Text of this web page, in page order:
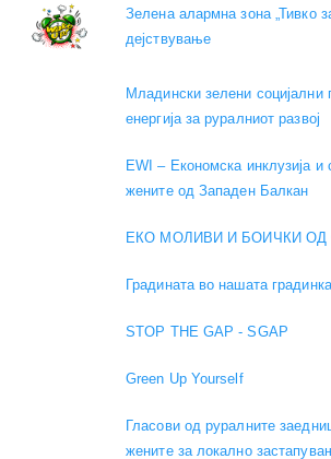
Зелена алармна зона „Тивко
дејствување
Младински зелени социјални
енергија за руралниот развој
EWI – Економска инклузија и
жените од Западен Балкан
ЕКО МОЛИВИ И БОИЧКИ ОД
Градината во нашата градинка
STOP THE GAP - SGAP
Green Up Yourself
Гласови од руралните
жените за локално